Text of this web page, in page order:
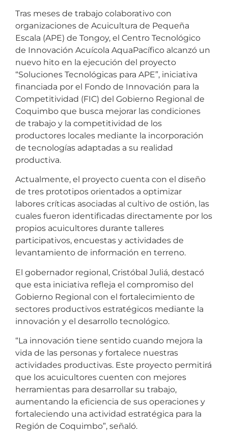
Tras meses de trabajo colaborativo con
organizaciones de Acuicultura de Pequeña
Escala (APE) de Tongoy, el Centro Tecnológico
de Innovación Acuícola AquaPacífico alcanzó un
nuevo hito en la ejecución del proyecto
“Soluciones Tecnológicas para APE”, iniciativa
financiada por el Fondo de Innovación para la
Competitividad (FIC) del Gobierno Regional de
Coquimbo que busca mejorar las condiciones
de trabajo y la competitividad de los
productores locales mediante la incorporación
de tecnologías adaptadas a su realidad
productiva.
Actualmente, el proyecto cuenta con el diseño
de tres prototipos orientados a optimizar
labores críticas asociadas al cultivo de ostión, las
cuales fueron identificadas directamente por los
propios acuicultores durante talleres
participativos, encuestas y actividades de
levantamiento de información en terreno.
El gobernador regional, Cristóbal Juliá, destacó
que esta iniciativa refleja el compromiso del
Gobierno Regional con el fortalecimiento de
sectores productivos estratégicos mediante la
innovación y el desarrollo tecnológico.
“La innovación tiene sentido cuando mejora la
vida de las personas y fortalece nuestras
actividades productivas. Este proyecto permitirá
que los acuicultores cuenten con mejores
herramientas para desarrollar su trabajo,
aumentando la eficiencia de sus operaciones y
fortaleciendo una actividad estratégica para la
Región de Coquimbo”, señaló.